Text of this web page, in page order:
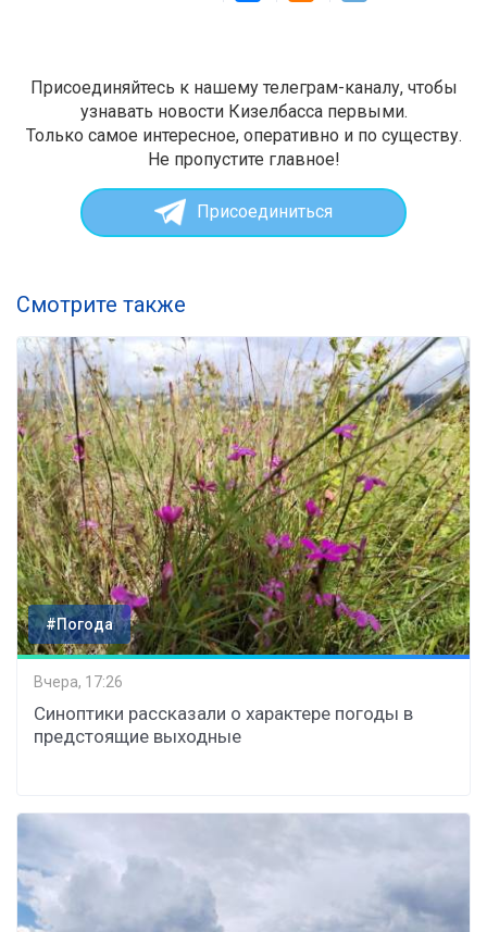
Присоединяйтесь к нашему телеграм-каналу, чтобы
узнавать новости Кизелбасса первыми.
Только самое интересное, оперативно и по существу.
Не пропустите главное!
Присоединиться
Смотрите также
#Погода
Вчера, 17:26
Синоптики рассказали о характере погоды в
предстоящие выходные